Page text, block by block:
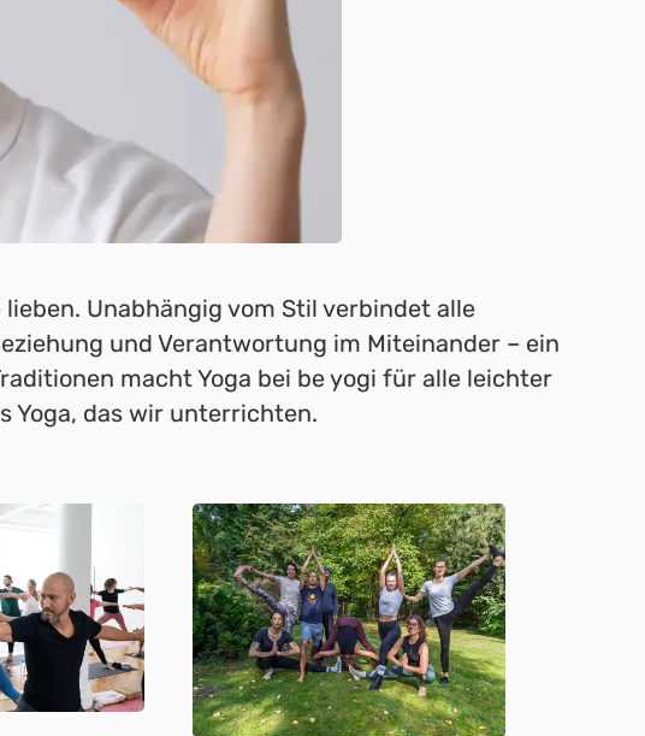
Unabhängig vom Stil verbindet alle
und Verantwortung im Miteinander – ein
macht Yoga bei be yogi für alle leichter
Yoga, das wir unterrichten.